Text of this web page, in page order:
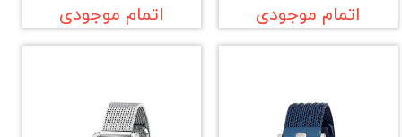
اتمام موجودی اتمام موجودی